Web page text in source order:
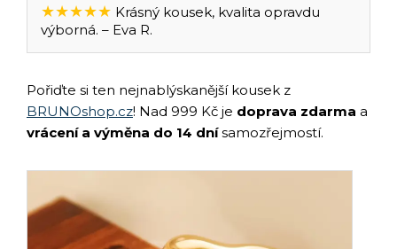
★★★★★ Krásný kousek, kvalita opravdu
výborná. – Eva R.
Pořiďte si ten nejnablýskanější kousek z
BRUNOshop.cz! Nad 999 Kč je doprava zdarma a
vrácení a výměna do 14 dnísamozřejmostí.